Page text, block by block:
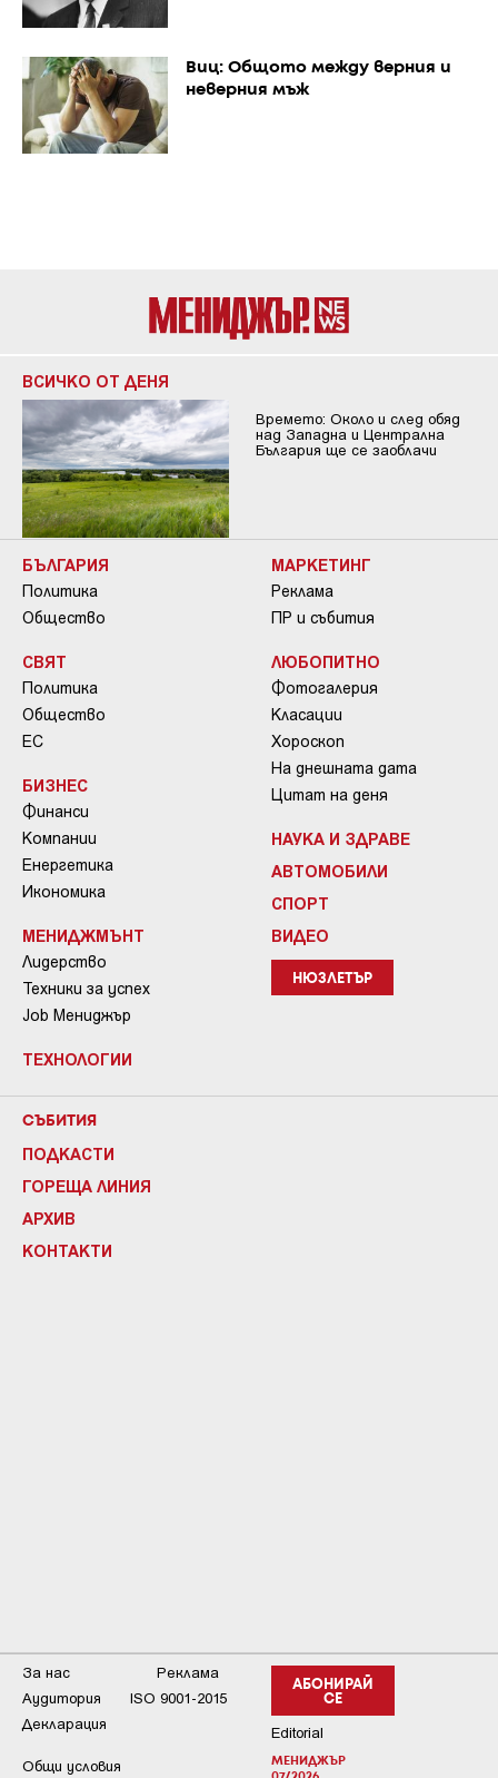
Виц: Общото между верния и
неверния мъж
ВСИЧКО ОТ ДЕНЯ
Времето: Около и след обяд
над Западна и Централна
България ще се заоблачи
БЪЛГАРИЯ
Политика
Общество
СВЯТ
Политика
Общество
ЕС
БИЗНЕС
Финанси
Компании
Енергетика
Икономика
МЕНИДЖМЪНТ
Лидерство
Техники за успех
Job Мениджър
ТЕХНОЛОГИИ
МАРКЕТИНГ
Реклама
ПР и събития
ЛЮБОПИТНО
Фотогалерия
Класации
Хороскоп
На днешната дата
Цитат на деня
НАУКА И ЗДРАВЕ
АВТОМОБИЛИ
СПОРТ
ВИДЕО
НЮЗЛЕТЪР
СЪБИТИЯ
ПОДКАСТИ
ГОРЕЩА ЛИНИЯ
АРХИВ
КОНТАКТИ
АБОНИРАЙ
СЕ
Editorial
МЕНИДЖЪР
За нас
Реклама
Аудитория
ISO 9001-2015
Декларация
Общи условия